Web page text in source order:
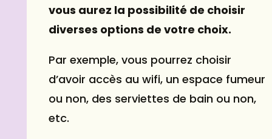
vous aurez la possibilité de choisir
diverses options de votre choix.
Par exemple, vous pourrez choisir
d’avoir accès au wifi, un espace fumeur
ou non, des serviettes de bain ou non,
etc.